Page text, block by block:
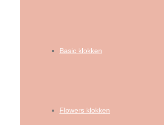
Basic klokken
Flowers klokken